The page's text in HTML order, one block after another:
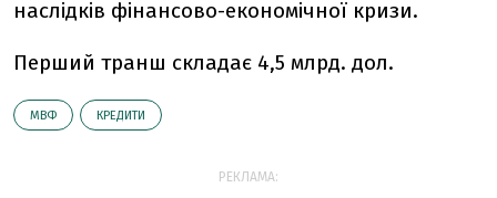
наслідків фінансово-економічної кризи.
Перший транш складає 4,5 млрд. дол.
МВФ КРЕДИТИ
РЕКЛАМА: